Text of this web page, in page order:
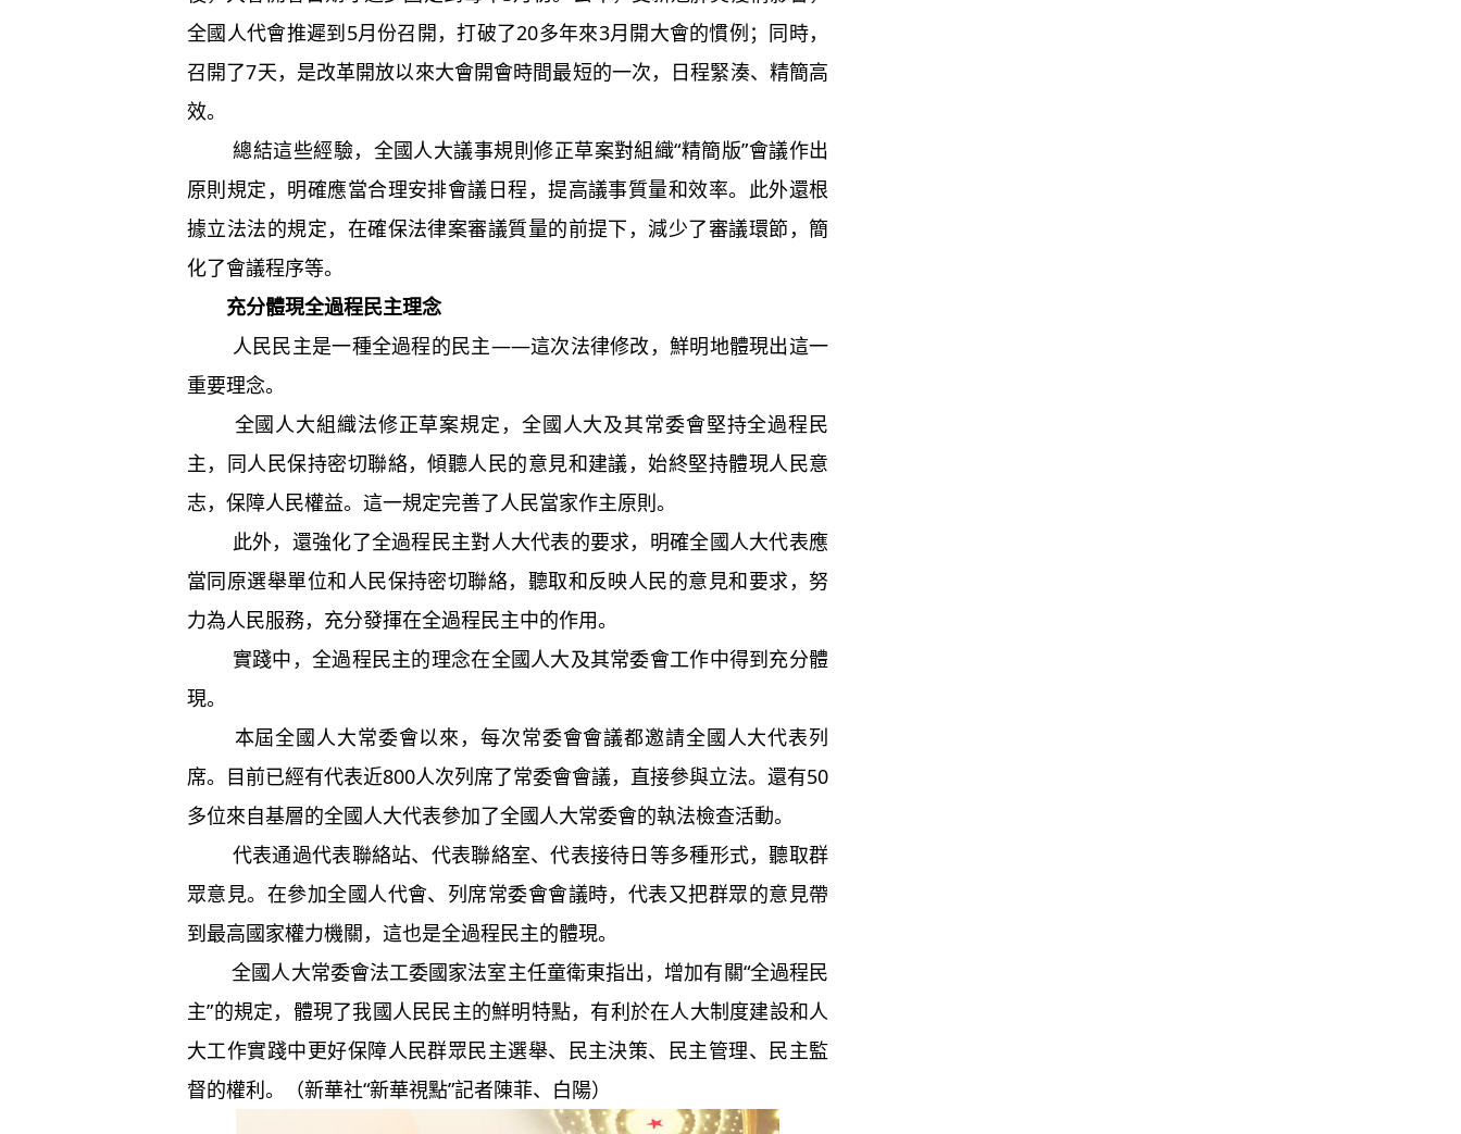
全國人代會推遲到5月份召開，打破了20多年來3月開大會的慣例；同時，
召開了7天，是改革開放以來大會開會時間最短的一次，日程緊湊、精簡高
效。
總結這些經驗，全國人大議事規則修正草案對組織“精簡版”會議作出
原則規定，明確應當合理安排會議日程，提高議事質量和效率。此外還根
據立法法的規定，在確保法律案審議質量的前提下，減少了審議環節，簡
化了會議程序等。
充分體現全過程民主理念
人民民主是一種全過程的民主——這次法律修改，鮮明地體現出這一
重要理念。
全國人大組織法修正草案規定，全國人大及其常委會堅持全過程民
主，同人民保持密切聯絡，傾聽人民的意見和建議，始終堅持體現人民意
志，保障人民權益。這一規定完善了人民當家作主原則。
此外，還強化了全過程民主對人大代表的要求，明確全國人大代表應
當同原選舉單位和人民保持密切聯絡，聽取和反映人民的意見和要求，努
力為人民服務，充分發揮在全過程民主中的作用。
實踐中，全過程民主的理念在全國人大及其常委會工作中得到充分體
現。
本屆全國人大常委會以來，每次常委會會議都邀請全國人大代表列
席。目前已經有代表近800人次列席了常委會會議，直接參與立法。還有50
多位來自基層的全國人大代表參加了全國人大常委會的執法檢查活動。
代表通過代表聯絡站、代表聯絡室、代表接待日等多種形式，聽取群
眾意見。在參加全國人代會、列席常委會會議時，代表又把群眾的意見帶
到最高國家權力機關，這也是全過程民主的體現。
全國人大常委會法工委國家法室主任童衛東指出，增加有關“全過程民
主”的規定，體現了我國人民民主的鮮明特點，有利於在人大制度建設和人
大工作實踐中更好保障人民群眾民主選舉、民主決策、民主管理、民主監
督的權利。（新華社“新華視點”記者陳菲、白陽）